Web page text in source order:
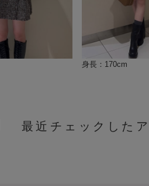
身長：170cm